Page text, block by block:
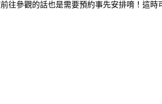
往參觀的話也是需要預約事先安排唷！這